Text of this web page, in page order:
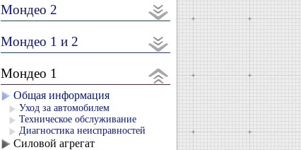
Мондео 2
Мондео 1 и 2
Мондео 1
Общая информация
Уход за автомобилем
Техническое обслуживание
Диагностика неисправностей
Силовой агрегат